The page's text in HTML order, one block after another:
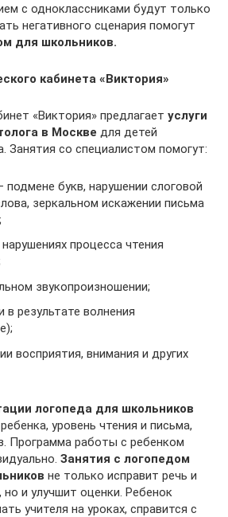
с одноклассниками будут только
негативного сценария помогут
для школьников.
кабинета «Виктория»
«Виктория» предлагает услуги
в Москве для детей
Занятия со специалистом помогут:
подмене букв, нарушении слоговой
зеркальном искажении письма
процесса чтения
звукопроизношении;
в результате волнения
восприятия, внимания и других
логопеда для школьников
уровень чтения и письма,
Программа работы с ребенком
Занятия с логопедом
не только исправит речь и
и улучшит оценки. Ребенок
учителя на уроках, справится с